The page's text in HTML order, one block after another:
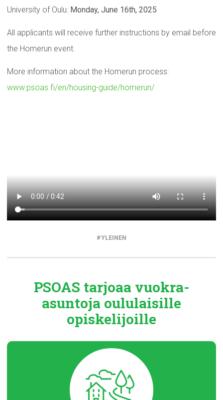
University of Oulu: Monday, June 16th, 2025
All applicants will receive further instructions by email before
the Homerun event.
More information about the Homerun process:
www.psoas.fi/en/housing-guide/homerun/
YLEINEN
PSOAS tarjoaa vuokra-
asuntoja oululaisille
opiskelijoille